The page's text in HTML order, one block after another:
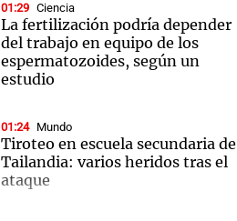
01:29 Ciencia
La fertilización podría depender
del trabajo en equipo de los
espermatozoides, según un
estudio
01:24 Mundo
Tiroteo en escuela secundaria de
Tailandia: varios heridos tras el
ataque
Audio.